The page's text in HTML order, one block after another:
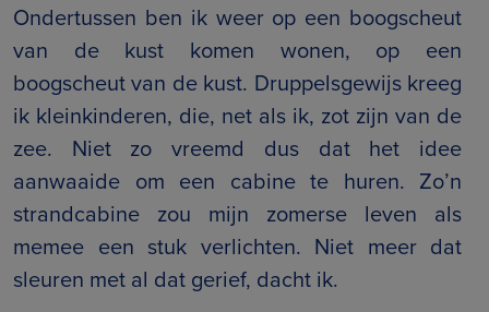
Ondertussen ben ik weer op een boogscheut
van de kust komen wonen, op een
boogscheut van de kust. Druppelsgewijs kreeg
ik kleinkinderen, die, net als ik, zot zijn van de
zee. Niet zo vreemd dus dat het idee
aanwaaide om een cabine te huren. Zo’n
strandcabine zou mijn zomerse leven als
memee een stuk verlichten. Niet meer dat
sleuren met al dat gerief, dacht ik.